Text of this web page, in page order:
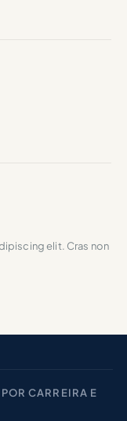
elit. Cras non
CARREIRA E